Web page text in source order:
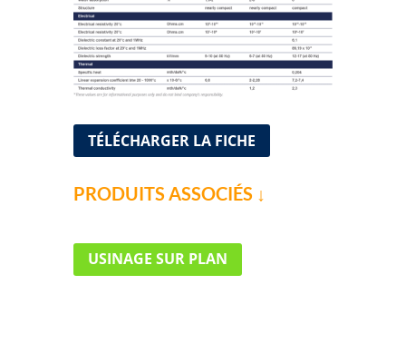
TÉLÉCHARGER LA FICHE
PRODUITS ASSOCIÉS ↓
USINAGE SUR PLAN